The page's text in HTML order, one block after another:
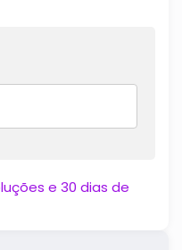
e 30 dias de